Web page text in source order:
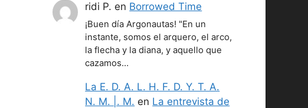
ridi P. en Borrowed Time
¡Buen día Argonautas! "En un
instante, somos el arquero, el arco,
la flecha y la diana, y aquello que
cazamos…
La E. D. A. L. H. F. D. Y. T. A.
N. M. |. M. en La entrevista de